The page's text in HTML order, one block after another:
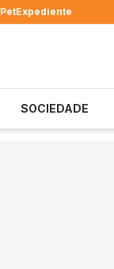
PetExpediente
SOCIEDADE